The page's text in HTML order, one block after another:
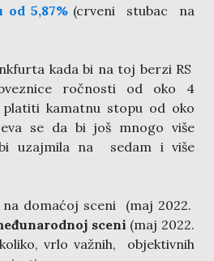
od 5,87% (crveni stubac na
kada bi na toj berzi RS
ročnosti od oko 4
kamatnu stopu od oko
se da bi još mnogo više
uzajmila na sedam i više
na domaćoj sceni (maj 2022.
sceni (maj 2022.
vrlo važnih, objektivnih